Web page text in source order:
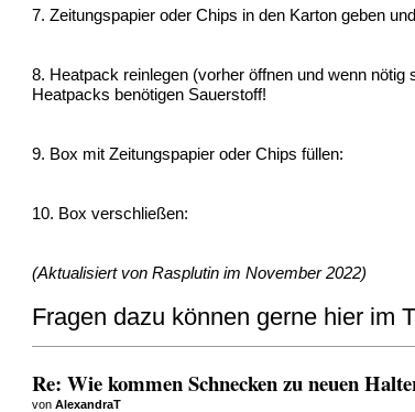
7. Zeitungspapier oder Chips in den Karton geben
8. Heatpack reinlegen (vorher öffnen und wenn
Heatpacks benötigen Sauerstoff!
9. Box mit Zeitungspapier oder Chips füllen:
10. Box verschließen:
(Aktualisiert von Rasplutin im November 2022)
Fragen dazu können gerne hier im
Re: Wie kommen Schnecken zu neuen
vonAlexandraT